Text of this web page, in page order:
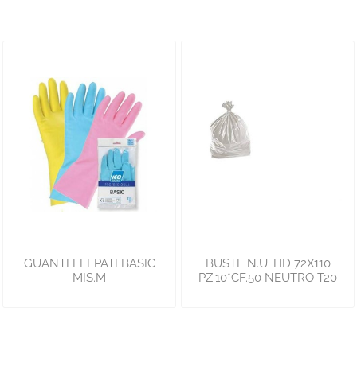
GUANTI FELPATI BASIC
MIS.M
BUSTE N.U. HD 72X110
PZ.10*CF.50 NEUTRO T20